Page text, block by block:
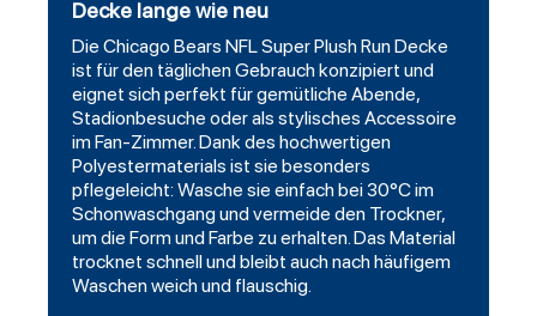
Decke lange wie neu
Die Chicago Bears NFL Super Plush Run Decke
ist für den täglichen Gebrauch konzipiert und
eignet sich perfekt für gemütliche Abende,
Stadionbesuche oder als stylisches Accessoire
im Fan-Zimmer. Dank des hochwertigen
Polyestermaterials ist sie besonders
pflegeleicht: Wasche sie einfach bei 30°C im
Schonwaschgang und vermeide den Trockner,
um die Form und Farbe zu erhalten. Das Material
trocknet schnell und bleibt auch nach häufigem
Waschen weich und flauschig.